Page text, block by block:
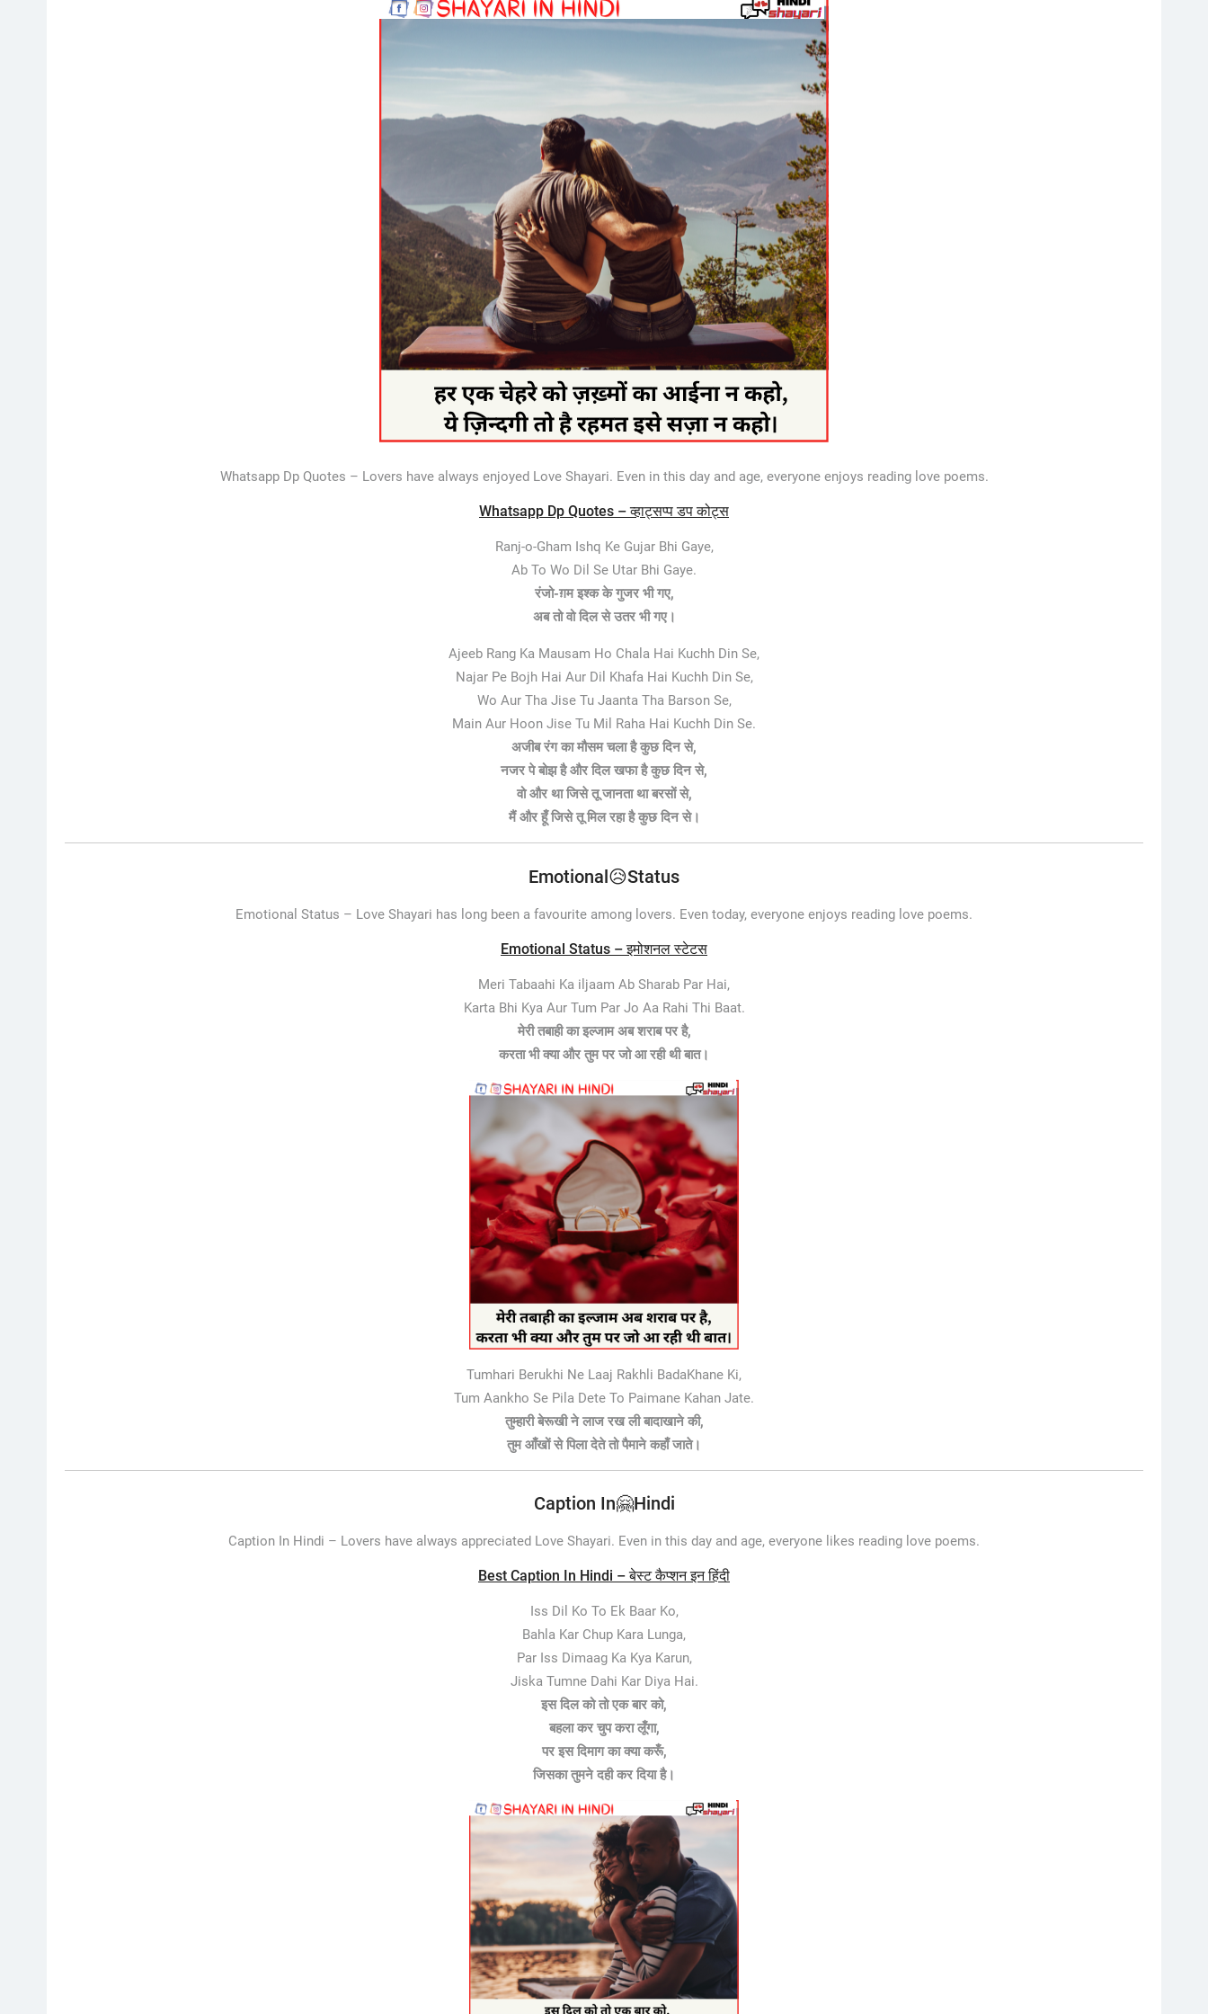
Whatsapp Dp Quotes – Lovers have always enjoyed Love Shayari. Even in this day and age, everyone enjoys reading love poems.
Whatsapp Dp Quotes – व्हाट्सप्प डप कोट्स
Ranj-o-Gham Ishq Ke Gujar Bhi Gaye,
Ab To Wo Dil Se Utar Bhi Gaye.
रंजो-ग़म इश्क के गुजर भी गए,
अब तो वो दिल से उतर भी गए।
Ajeeb Rang Ka Mausam Ho Chala Hai Kuchh Din Se,
Najar Pe Bojh Hai Aur Dil Khafa Hai Kuchh Din Se,
Wo Aur Tha Jise Tu Jaanta Tha Barson Se,
Main Aur Hoon Jise Tu Mil Raha Hai Kuchh Din Se.
अजीब रंग का मौसम चला है कुछ दिन से,
नजर पे बोझ है और दिल खफा है कुछ दिन से,
वो और था जिसे तू जानता था बरसों से,
मैं और हूँ जिसे तू मिल रहा है कुछ दिन से।
Emotional😥Status
Emotional Status – Love Shayari has long been a favourite among lovers. Even today, everyone enjoys reading love poems.
Emotional Status – इमोशनल स्टेटस
Meri Tabaahi Ka iljaam Ab Sharab Par Hai,
Karta Bhi Kya Aur Tum Par Jo Aa Rahi Thi Baat.
मेरी तबाही का इल्जाम अब शराब पर है,
करता भी क्या और तुम पर जो आ रही थी बात।
Tumhari Berukhi Ne Laaj Rakhli BadaKhane Ki,
Tum Aankho Se Pila Dete To Paimane Kahan Jate.
तुम्हारी बेरूखी ने लाज रख ली बादाखाने की,
तुम आँखों से पिला देते तो पैमाने कहाँ जाते।
Caption In🤗Hindi
Caption In Hindi – Lovers have always appreciated Love Shayari. Even in this day and age, everyone likes reading love poems.
Best Caption In Hindi – बेस्ट कैप्शन इन हिंदी
Iss Dil Ko To Ek Baar Ko,
Bahla Kar Chup Kara Lunga,
Par Iss Dimaag Ka Kya Karun,
Jiska Tumne Dahi Kar Diya Hai.
इस दिल को तो एक बार को,
बहला कर चुप करा लूँगा,
पर इस दिमाग का क्या करूँ,
जिसका तुमने दही कर दिया है।